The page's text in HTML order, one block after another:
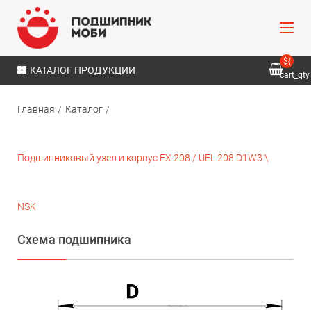
КАТАЛОГ ПРОДУКЦИИ
${
cart_qty
Главная Каталог
Подшипниковый узел и корпус EX 208 / UEL 208 D1W3 \
NSK
Схема подшипника